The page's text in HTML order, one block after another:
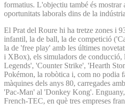
formatius. L'objectiu també és mostrar
oportunitats laborals dins de la
El Prat del Roure hi ha tretze zones i
infantil, la de ball, la de competició
la de 'free play' amb les últimes
i XBox), els simuladors de conducció,
Legends', 'Counter Strike', 'Hearth
Pokémon, la robòtica i, com no podia
màquines dels anys 80, carregades
'Pac-Man' al 'Donkey Kong'.
French-TEC, en què tres empreses